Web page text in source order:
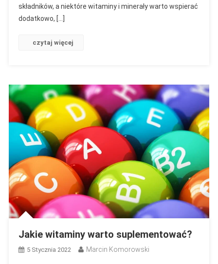
składników, a niektóre witaminy i minerały warto wspierać
dodatkowo, […]
czytaj więcej
Jakie witaminy warto suplementować?
5 Stycznia 2022 Marcin Komorowski